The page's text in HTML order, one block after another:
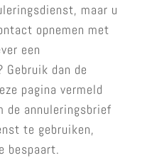
maar u
opnemen met
een
dan de
pagina vermeld
de annuleringsbrief
te gebruiken,
bespaart.